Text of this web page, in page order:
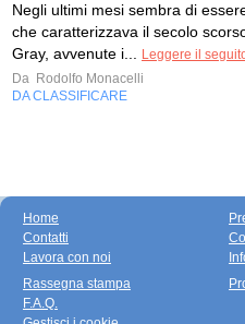
Negli ultimi mesi sembra di
che caratterizzava il secolo
Gray, avvenute i...
Leggere il
Da Rodolfo Monacelli
DA CLASSIFICARE
Home
Contatti
Lavora con noi
Rassegna stampa
F.A.Q.